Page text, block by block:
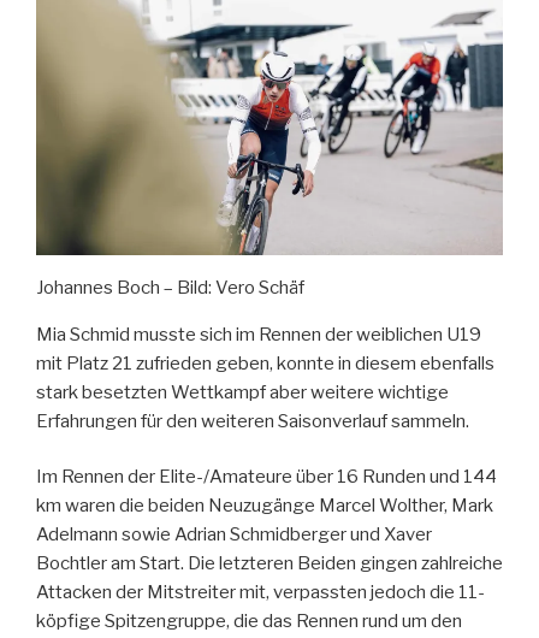
Johannes Boch – Bild: Vero Schäf
Mia Schmid musste sich im Rennen der weiblichen U19
mit Platz 21 zufrieden geben, konnte in diesem ebenfalls
stark besetzten Wettkampf aber weitere wichtige
Erfahrungen für den weiteren Saisonverlauf sammeln.
Im Rennen der Elite-/Amateure über 16 Runden und 144
km waren die beiden Neuzugänge Marcel Wolther, Mark
Adelmann sowie Adrian Schmidberger und Xaver
Bochtler am Start. Die letzteren Beiden gingen zahlreiche
Attacken der Mitstreiter mit, verpassten jedoch die 11-
köpfige Spitzengruppe, die das Rennen rund um den